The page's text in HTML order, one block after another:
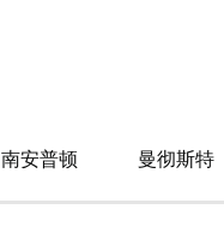
南安普顿 曼彻斯特